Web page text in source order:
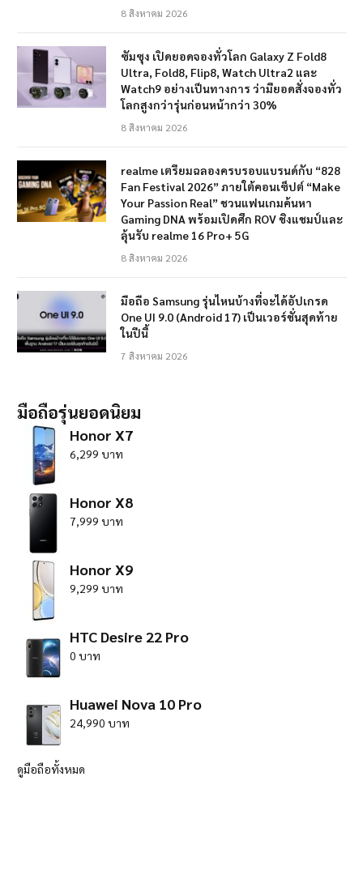
8 สิงหาคม 2026
ซัมซุง เปิดยอดจองทั่วโลก Galaxy Z Fold8
Ultra, Fold8, Flip8, Watch Ultra2 และ
Watch9 อย่างเป็นทางการ ว่ามียอดสั่งจองทั่ว
โลกสูงกว่ารุ่นก่อนหน้ากว่า 30%
8 สิงหาคม 2026
realme เตรียมฉลองครบรอบแบรนด์กับ “828
Fan Festival 2026” ภายใต้คอนเซ็ปต์ “Make
Your Passion Real” ชวนแฟนเกมค้นหา
Gaming DNA พร้อมเปิดศึก ROV ชิงแชมป์และ
ลุ้นรับ realme 16 Pro+ 5G
8 สิงหาคม 2026
มือถือ Samsung รุ่นไหนบ้างที่จะได้อัปเกรด
One UI 9.0 (Android 17) เป็นเวอร์ชั่นสุดท้าย
ในปีนี้
7 สิงหาคม 2026
มือถือรุ่นยอดนิยม
Honor X7
6,299 บาท
Honor X8
7,999 บาท
Honor X9
9,299 บาท
HTC Desire 22 Pro
0 บาท
Huawei Nova 10 Pro
24,990 บาท
ดูมือถือทั้งหมด